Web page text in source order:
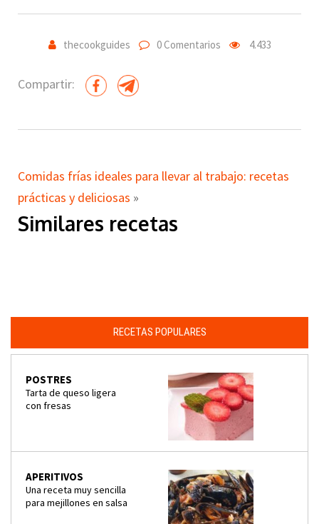
thecookguides 0 Comentarios 4.433
Compartir:
Comidas frías ideales para llevar al trabajo: recetas
prácticas y deliciosas »
Similares recetas
RECETAS POPULARES
POSTRES
Tarta de queso ligera
con fresas
APERITIVOS
Una receta muy sencilla
para mejillones en salsa